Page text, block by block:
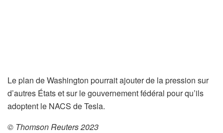
Le plan de Washington pourrait ajouter de la pression sur
d’autres États et sur le gouvernement fédéral pour qu’ils
adoptent le NACS de Tesla.
© Thomson Reuters 2023